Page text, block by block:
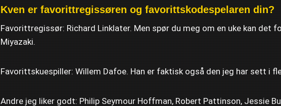
Kven er favorittregissøren og favorittskodespelaren din?
Favorittregissør: Richard Linklater. Men spør du meg om en uke kan det
Miyazaki.
Favorittskuespiller: Willem Dafoe. Han er faktisk også den jeg har sett i
Andre jeg liker godt: Philip Seymour Hoffman, Robert Pattinson, Jessie